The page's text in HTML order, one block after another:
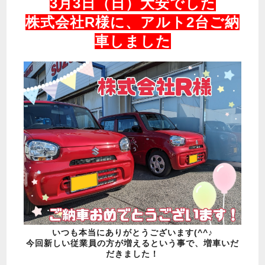
株式会社R様に、アルト2台ご納
車しました
いつも本当にありがとうございます(^^♪
今回新しい従業員の方が増えるという事で、増車いだ
だきました！